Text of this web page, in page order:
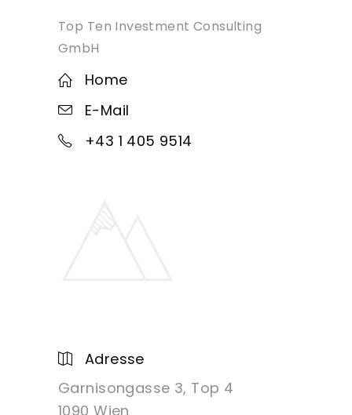
Top Ten Investment Consulting
GmbH
Home
E-Mail
+43 1 405 9514
Adresse
Garnisongasse 3, Top 4
1090 Wien